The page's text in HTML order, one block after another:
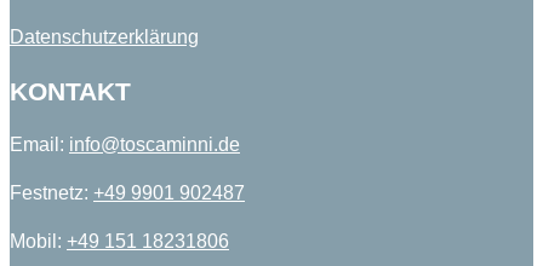
Datenschutzerklärung
KONTAKT
Email: info@toscaminni.de​
Festnetz: +49 9901 902487​
Mobil: +49 151 18231806​